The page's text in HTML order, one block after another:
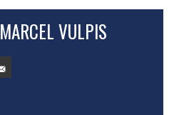
MARCEL VULPIS